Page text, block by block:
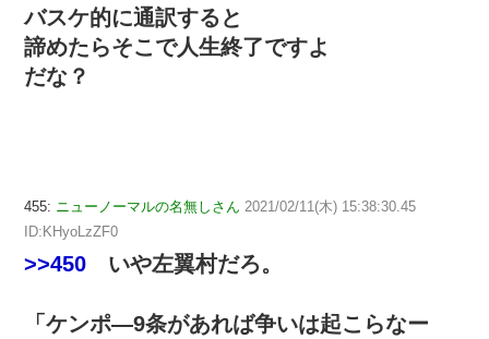
バスケ的に通訳すると
諦めたらそこで人生終了ですよ
だな？
455: ニューノーマルの名無しさん 2021/02/11(木) 15:38:30.45
ID:KHyoLzZF0
>>450 いや左翼村だろ。
「ケンポ―9条があれば争いは起こらなー